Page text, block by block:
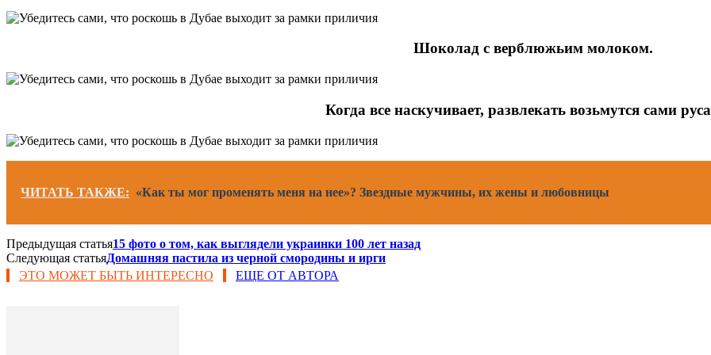
Шоколад с верблюжьим молоком.
Когда все наскучивает, развлекать возьмутся сами
ЧИТАТЬ ТАКЖЕ: «Как ты мог променять меня на нее»? Звездные мужчины, их жены и любовницы
Предыдущая статья15 фото о том, как выглядели украинки 100 лет назад
Следующая статьяДомашняя пастила из черной смородины и ирги
ЭТО МОЖЕТ БЫТЬ ИНТЕРЕСНО
ЕЩЕ ОТ АВТОРА